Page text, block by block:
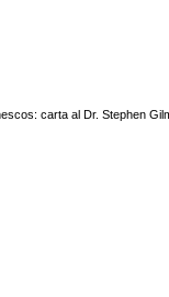
carta al Dr. Stephen